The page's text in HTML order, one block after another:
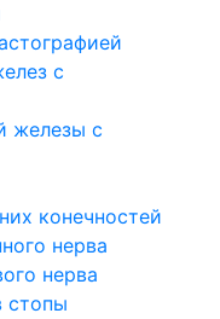
с
железы с
конечностей
нерва
нерва
стопы